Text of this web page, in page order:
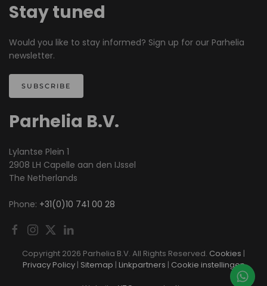
Stay tuned
Would you like to stay informed? Sign up for our Parhelia
newsletter.
SUBSCRIBE
Parhelia B.V.
Lylantse Plein 1
2908 LH Capelle aan den IJssel
The Netherlands
Phone: +31(0)10 741 00 28
Copyright 2026 Parhelia B.V. All Rights Reserved. Cookies |
Privacy Policy| Sitemap | Linkpartners | Cookie instellingen